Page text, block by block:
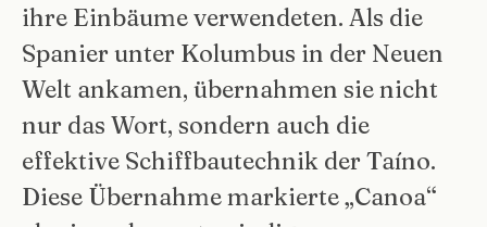
ihre Einbäume verwendeten. Als die
Spanier unter Kolumbus in der Neuen
Welt ankamen, übernahmen sie nicht
nur das Wort, sondern auch die
effektive Schiffbautechnik der Taíno.
Diese Übernahme markierte „Canoa“